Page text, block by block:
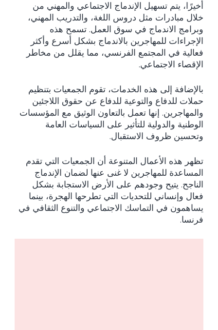
أخيرًا، يتم تسهيل الإندماج الاجتماعي والمهني من
خلال مبادرات مثل دروس اللغة، والتدريب المهني،
وبرامج الاندماج في سوق العمل. تسمح هذه
الإجراءات للمهاجرين بالاندماج بشكل أسرع وأكثر
فعالية في المجتمع الفرنسي، مما يقلل من مخاطر
الإقصاء الاجتماعي.
بالإضافة إلى هذه الخدمات، تقوم الجمعيات بتنظيم
حملات للدفاع والتوعية للدفاع عن حقوق اللاجئين
والمهاجرين. إنها تعمل بالتعاون الوثيق مع المؤسسات
الوطنية والدولية للتأثير على السياسات العامة
وتحسين ظروف الاستقبال.
تظهر هذه الأعمال المتنوعة أن الجمعيات التي تقدم
المساعدة للمهاجرين لا غنى عنها لضمان الإندماج
الناجح. يتيح وجودهم على الأرض الاستجابة بشكل
فعال وإنساني للتحديات التي تطرحها الهجرة، بينما
يساهمون في التماسك الاجتماعي والتنوع الثقافي في
فرنسا.